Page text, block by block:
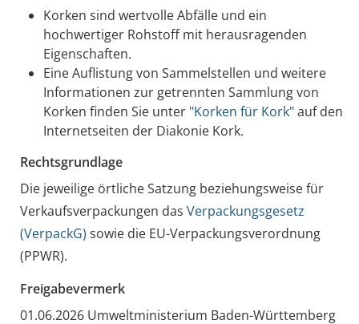
Korken sind wertvolle Abfälle und ein
hochwertiger Rohstoff mit herausragenden
Eigenschaften.
Eine Auflistung von Sammelstellen und weitere
Informationen zur getrennten Sammlung von
Korken finden Sie unter "Korken für Kork"auf den
Internetseiten der Diakonie Kork.
Rechtsgrundlage
Die jeweilige örtliche Satzung beziehungsweise für
Verkaufsverpackungen das Verpackungsgesetz
(VerpackG) sowie die EU-Verpackungsverordnung
(PPWR).
Freigabevermerk
01.06.2026 Umweltministerium Baden-Württemberg